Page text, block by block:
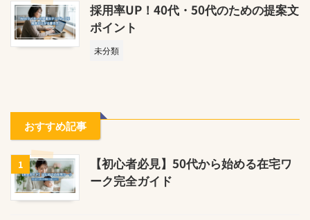
採用率UP！40代・50代のための提案文
ポイント
未分類
おすすめ記事
1
【初心者必見】50代から始める在宅ワ
ーク完全ガイド